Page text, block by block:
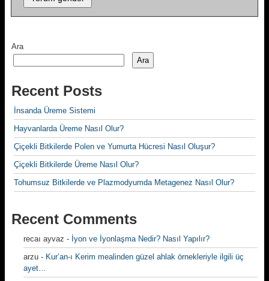
Ara
Ara
Recent Posts
İnsanda Üreme Sistemi
Hayvanlarda Üreme Nasıl Olur?
Çiçekli Bitkilerde Polen ve Yumurta Hücresi Nasıl Oluşur?
Çiçekli Bitkilerde Üreme Nasıl Olur?
Tohumsuz Bitkilerde ve Plazmodyumda Metagenez Nasıl Olur?
Recent Comments
recaı ayvaz - İyon ve İyonlaşma Nedir? Nasıl Yapılır?
arzu - Kur’an-ı Kerim mealinden güzel ahlak örnekleriyle ilgili üç
ayet…